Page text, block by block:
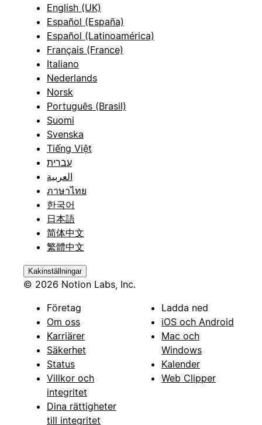
English (UK)
Español (España)
Español (Latinoamérica)
Français (France)
Italiano
Nederlands
Norsk
Português (Brasil)
Suomi
Svenska
Tiếng Việt
עברית
العربية
ภาษาไทย
한국어
日本語
简体中文
繁體中文
Kakinställningar
© 2026 Notion Labs, Inc.
Företag
Om oss
Karriärer
Säkerhet
Status
Villkor och
integritet
Dina rättigheter
till integritet
Ladda ned
iOS och Android
Mac och
Windows
Kalender
Web Clipper